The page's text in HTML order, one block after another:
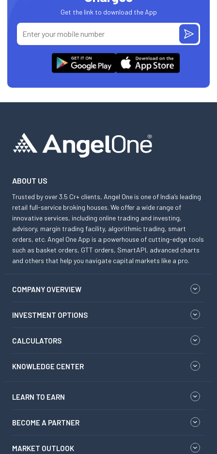
Get the link to download the App
ABOUT US
Trusted by over 3.5 Cr+ clients, Angel One is one of India’s leading
retail full-service broking houses. We offer a wide range of
innovative services, including online trading and investing,
advisory, margin trading facility, algorithmic trading, smart
orders, etc. Angel One App is a powerhouse of cutting-edge tools
such as basket orders, GTT orders, SmartAPI, advanced charts
and others that help you navigate capital markets like a pro.
COMPANY OVERVIEW
INVESTMENT OPTIONS
CALCULATORS
KNOWLEDGE CENTER
LEARN TO EARN
BECOME A PARTNER
MARKET OUTLOOK